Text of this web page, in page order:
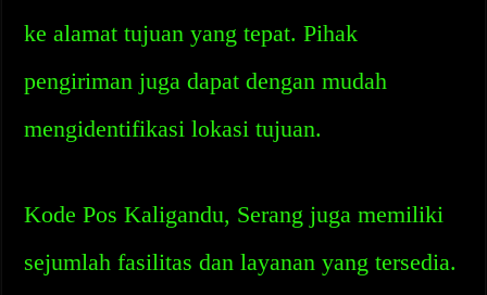
ke alamat tujuan yang tepat. Pihak
pengiriman juga dapat dengan mudah
mengidentifikasi lokasi tujuan.
Kode Pos Kaligandu, Serang juga memiliki
sejumlah fasilitas dan layanan yang tersedia.